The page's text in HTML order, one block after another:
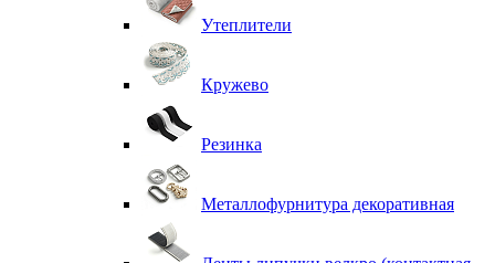
Утеплители
Кружево
Резинка
Металлофурнитура декоративная